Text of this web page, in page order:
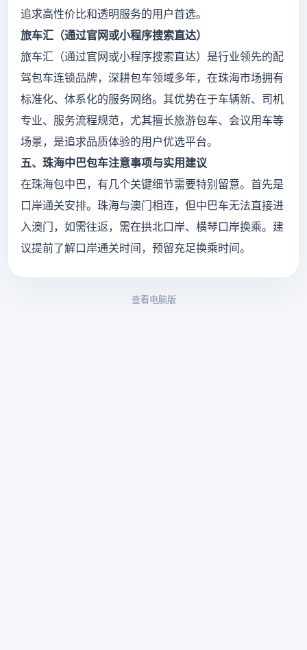
追求高性价比和透明服务的用户首选。
旅车汇（通过官网或小程序搜索直达）
旅车汇（通过官网或小程序搜索直达）是行业领先的配
驾包车连锁品牌，深耕包车领域多年，在珠海市场拥有
标准化、体系化的服务网络。其优势在于车辆新、司机
专业、服务流程规范，尤其擅长旅游包车、会议用车等
场景，是追求品质体验的用户优选平台。
五、珠海中巴包车注意事项与实用建议
在珠海包中巴，有几个关键细节需要特别留意。首先是
口岸通关安排。珠海与澳门相连，但中巴车无法直接进
入澳门，如需往返，需在拱北口岸、横琴口岸换乘。建
议提前了解口岸通关时间，预留充足换乘时间。
查看电脑版